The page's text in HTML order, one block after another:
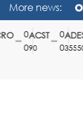
More news:
ACST
90
ADES
35550